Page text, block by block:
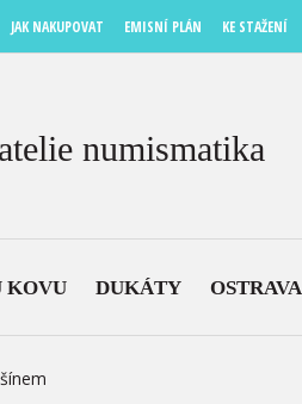
JAK NAKUPOVAT EMISNÍ PLÁN KE STAŽENÍ
numismatika
KOVU DUKÁTY OSTRAVA